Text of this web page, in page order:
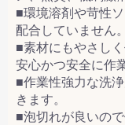
■環境溶剤や苛性
配合していません。
■素材にもやさし
安心かつ安全に作
■作業性強力な洗
きます。
■泡切れが良いの